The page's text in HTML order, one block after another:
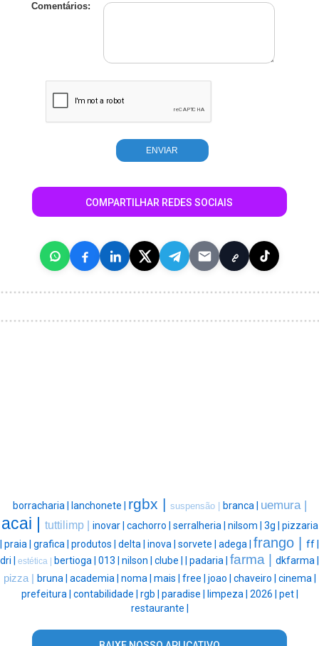
Comentários:
COMPARTILHAR REDES SOCIAIS
borracharia | lanchonete | rgbx | suspensão | branca | uemura |
acai | tuttilimp | inovar | cachorro | serralheria | nilsom | 3g | pizzaria
praia | grafica | produtos | delta | inova | sorvete | adega | frango |
ff |
dri | estética | bertioga | 013 | nilson | clube | padaria | farma |
dkfarma |
pizza |
bruna | academia | noma | mais | free | joao | chaveiro | cinema |
prefeitura | contabilidade | rgb | paradise | limpeza | 2026 | pet |
restaurante |